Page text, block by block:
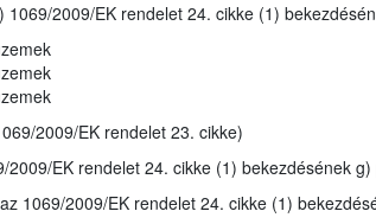
1069/2009/EK rendelet 24. cikke (1)
2009/EK rendelet 23. cikke)
2009/EK rendelet 24. cikke (1) bekezdésének g)
1069/2009/EK rendelet 24. cikke (1)